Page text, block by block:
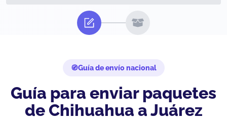
Guía de envío nacional
Guía para enviar paquetes
de Chihuahua a Juárez